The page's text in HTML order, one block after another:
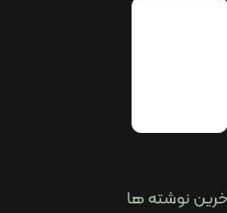
نوشته ها